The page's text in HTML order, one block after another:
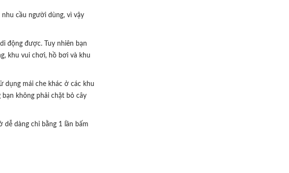
cầu người dùng, vì vậy
động được. Tuy nhiên bạn
khu vui chơi, hồ bơi và khu
dụng mái che khác ở các khu
không phải chặt bỏ cây
dàng chỉ bằng 1 lần bấm